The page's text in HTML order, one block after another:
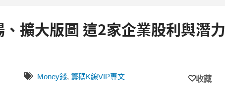
擴大版圖 這2家企業股利與潛力
Money錢, 籌碼K線VIP專文 收藏